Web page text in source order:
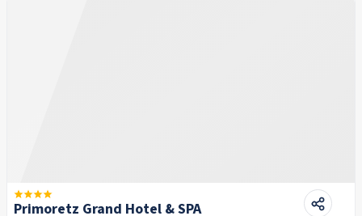
Primoretz Grand Hotel & SPA